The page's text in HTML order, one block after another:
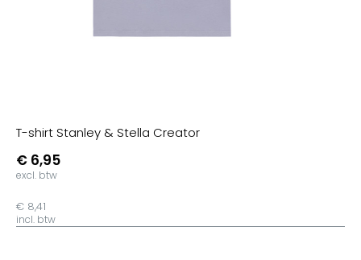
T-shirt Stanley & Stella Creator
€ 6,95
excl. btw
€ 8,41
incl. btw